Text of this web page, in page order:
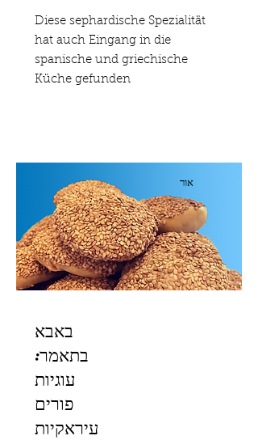
Diese sephardische Spezialität
hat auch Eingang in die
spanische und griechische
Küche gefunden
אור
באבא
בתאמר:
עוגיות
פורים
עיראקיות